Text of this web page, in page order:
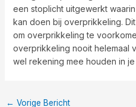
een stoplicht uitgewerkt
kan doen bij overprikkeling.
om overprikkeling te
overprikkeling nooit helemaal
wel rekening mee houden in je
← Vorige Bericht